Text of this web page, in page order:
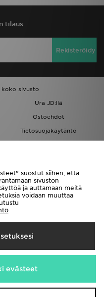
tilaus
Rekisteröidy
koko sivusto
Ura JD:llä
Ostoehdot
Tietosuojakäytäntö
JD Blog
maksutavat
suostut siihen, että
sivuston
ja auttamaan meitä
voidaan muuttaa
evästeet